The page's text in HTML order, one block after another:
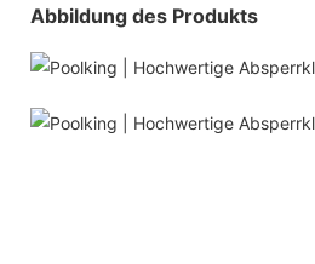
Abbildung des Produkts